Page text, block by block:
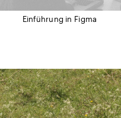
Einführung in Figma